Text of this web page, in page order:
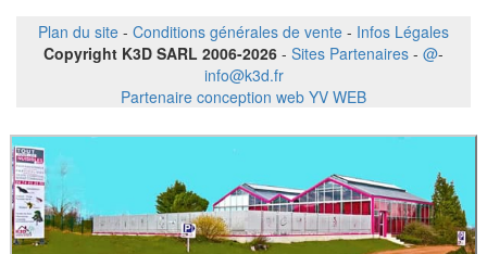
Plan du site - Conditions générales de vente - Infos Légales
Copyright K3D SARL 2006-2026 - Sites Partenaires - @-
info@k3d.fr
Partenaire conception web YV WEB